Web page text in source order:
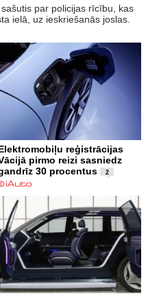
par policijas rīcību, kas
ielā, uz ieskriešanās joslas.
reģistrācijas
pirmo reizi sasniedz
30 procentus
2